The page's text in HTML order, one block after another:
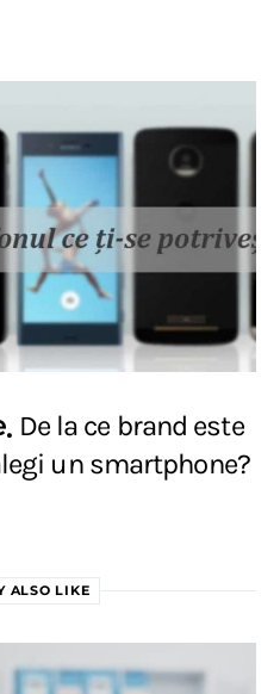
De la ce brand este
un smartphone?
ALSO LIKE